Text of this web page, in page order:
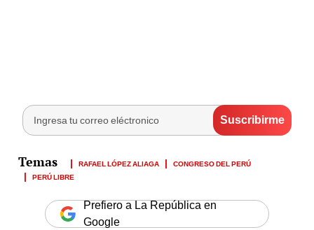
RAFAEL LÓPEZ ALIAGA
CONGRESO DEL PERÚ
PERÚ LIBRE
Prefiero a La República en
Google